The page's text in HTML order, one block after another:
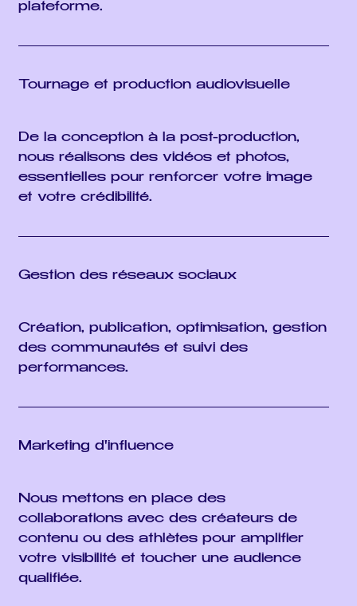
plateforme.
Tournage et production audiovisuelle
De la conception à la post-production,
nous réalisons des vidéos et photos,
essentielles pour renforcer votre image
et votre crédibilité.
Gestion des réseaux sociaux
Création, publication, optimisation, gestion
des communautés et suivi des
performances.
Marketing d'influence
Nous mettons en place des
collaborations avec des créateurs de
contenu ou des athlètes pour amplifier
votre visibilité et toucher une audience
qualifiée.